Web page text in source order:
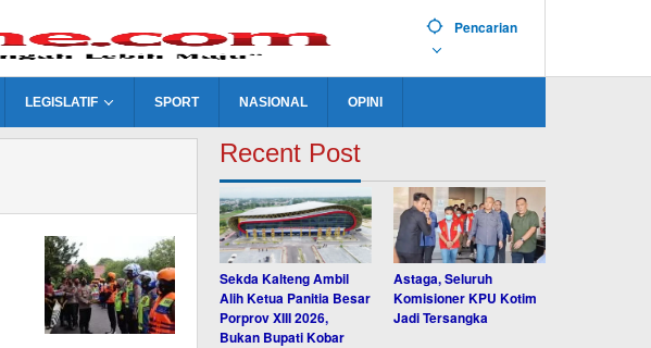
Pencarian
LEGISLATIF SPORT NASIONAL OPINI
Recent Post
Sekda Kalteng Ambil
Alih Ketua Panitia Besar
Porprov XIII 2026,
Bukan Bupati Kobar
Astaga, Seluruh
Komisioner KPU Kotim
Jadi Tersangka